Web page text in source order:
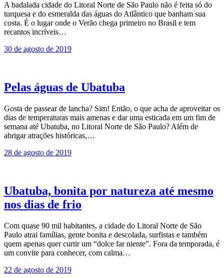
A badalada cidade do Litoral Norte de São Paulo não é feita só do
turquesa e do esmeralda das águas do Atlântico que banham sua
costa. É o lugar onde o Verão chega primeiro no Brasil e tem
recantos incríveis…
30 de agosto de 2019
Pelas águas de Ubatuba
Gosta de passear de lancha? Sim! Então, o que acha de aproveitar os
dias de temperaturas mais amenas e dar uma esticada em um fim de
semana até Ubatuba, no Litoral Norte de São Paulo? Além de
abrigar atrações históricas,…
28 de agosto de 2019
Ubatuba, bonita por natureza até mesmo
nos dias de frio
Com quase 90 mil habitantes, a cidade do Litoral Norte de São
Paulo atrai famílias, gente bonita e descolada, surfistas e também
quem apenas quer curtir um “dolce far niente”. Fora da temporada, é
um convite para conhecer, com calma…
22 de agosto de 2019